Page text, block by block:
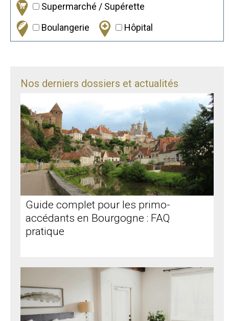
Supermarché / Supérette
Boulangerie
Hôpital
Nos derniers dossiers et actualités
Guide complet pour les primo-
accédants en Bourgogne : FAQ
pratique